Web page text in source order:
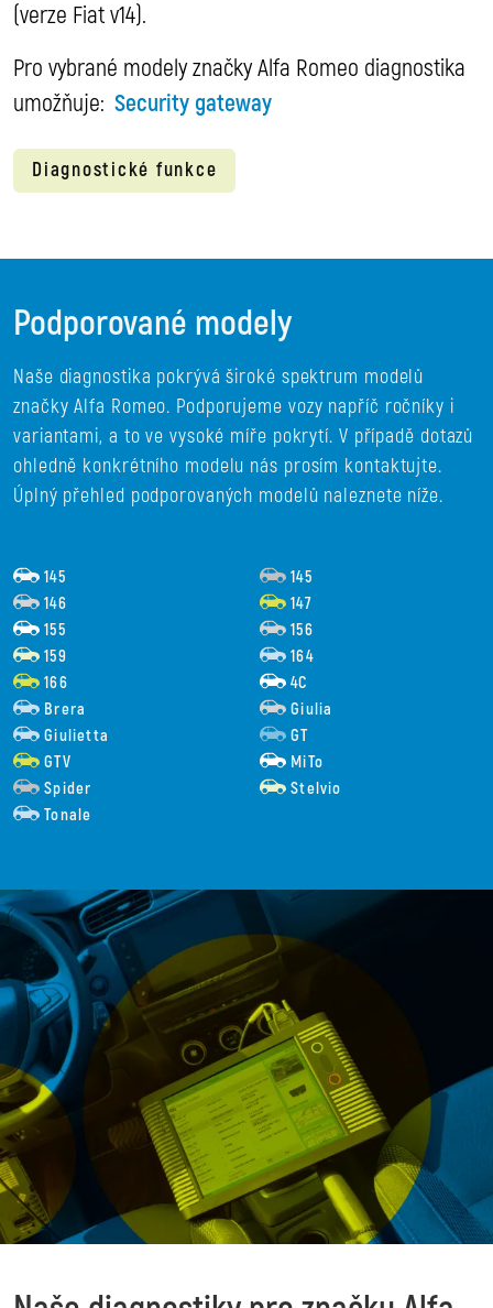
(verze Fiat v14).
Pro vybrané modely značky Alfa Romeo diagnostika
umožňuje: Security gateway
Diagnostické funkce
Podporované modely
Naše diagnostika pokrývá široké spektrum modelů
značky Alfa Romeo. Podporujeme vozy napříč ročníky i
variantami, a to ve vysoké míře pokrytí. V případě dotazů
ohledně konkrétního modelu nás prosím kontaktujte.
Úplný přehled podporovaných modelů naleznete níže.
145
145
146
147
155
156
159
164
166
4C
Brera
Giulia
Giulietta
GT
GTV
MiTo
Spider
Stelvio
Tonale